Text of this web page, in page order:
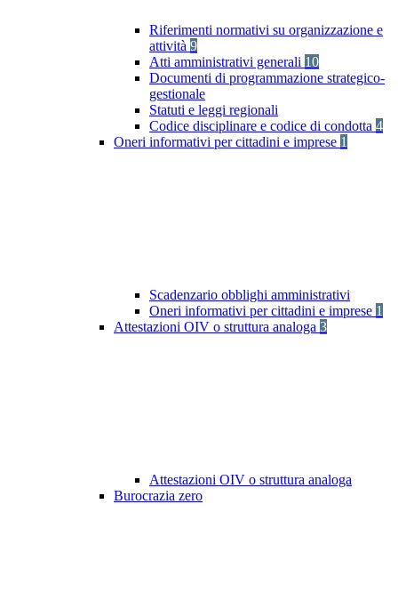
Riferimenti normativi su organizzazione e
attività 9
Atti amministrativi generali 10
Documenti di programmazione strategico-
gestionale
Statuti e leggi regionali
Codice disciplinare e codice di condotta 4
Oneri informativi per cittadini e imprese 1
Scadenzario obblighi amministrativi
Oneri informativi per cittadini e imprese 1
Attestazioni OIV o struttura analoga 3
Attestazioni OIV o struttura analoga
Burocrazia zero